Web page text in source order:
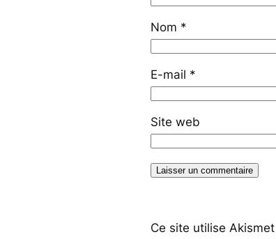
Nom *
E-mail *
Site web
Ce site utilise